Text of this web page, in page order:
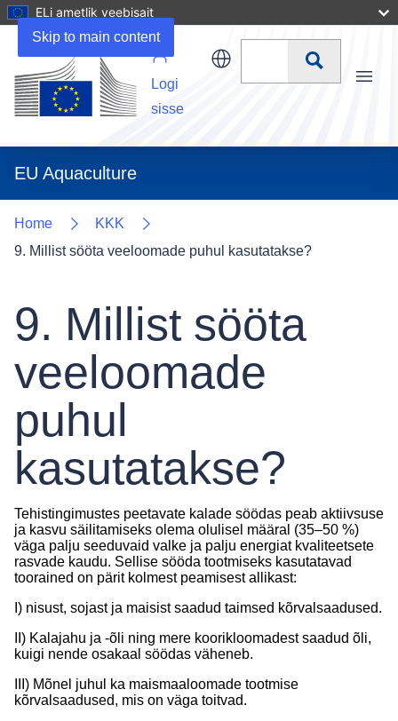
Skip to main content
ELi ametlik veebisait
Logi
sisse
Otsi
EU Aquaculture
Menu
Home
KKK
9. Millist sööta veeloomade puhul kasutatakse?
9. Millist sööta
veeloomade
puhul
kasutatakse?
Tehistingimustes peetavate kalade söödas peab aktiivsuse
ja kasvu säilitamiseks olema olulisel määral (35–50 %)
väga palju seeduvaid valke ja palju energiat kvaliteetsete
rasvade kaudu. Sellise sööda tootmiseks kasutatavad
toorained on pärit kolmest peamisest allikast:
I) nisust, sojast ja maisist saadud taimsed kõrvalsaadused.
II) Kalajahu ja -õli ning mere koorikloomadest saadud õli,
kuigi nende osakaal söödas väheneb.
III) Mõnel juhul ka maismaaloomade tootmise
kõrvalsaadused, mis on väga toitvad.